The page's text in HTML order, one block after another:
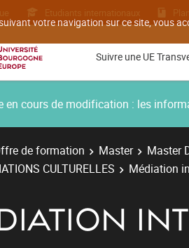
votre navigation sur ce site, vous
Etudiants internationaux Plan
Suivre une UE
en cours de modification : les
de formation Master Master
CULTURELLES
Médiation